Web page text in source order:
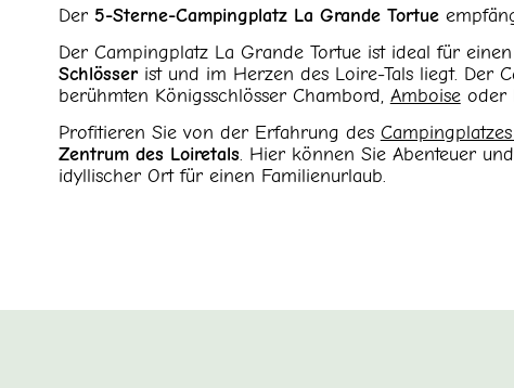
Der 5-Sterne-Campingplatz La Grande Tortue
Der Campingplatz La Grande Tortue ist ideal für
Schlösserist und im Herzen des Loire-Tals liegt. Der
berühmten Königsschlösser Chambord, Amboiseoder
Profitieren Sie von der Erfahrung des
Zentrum des Loiretals. Hier können Sie Abenteuer
idyllischer Ort für einen Familienurlaub.